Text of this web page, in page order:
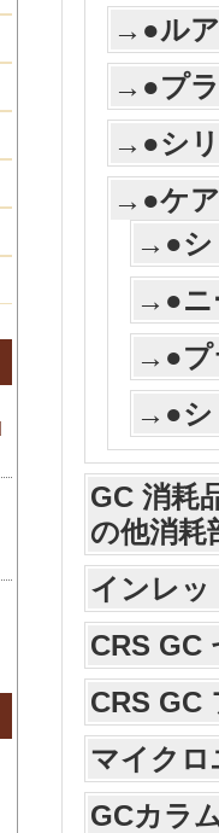
→●ル
→●プ
→●シ
→●ケ
→●シ
→●ニ
→●プ
→●シ
GC 消耗
の他消耗
インレッ
CRS GC
CRS GC
マイク
GCカラ